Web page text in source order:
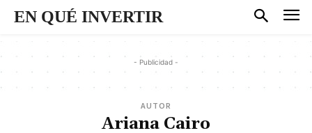
EN QUÉ INVERTIR
- Publicidad -
AUTOR
Ariana Cairo